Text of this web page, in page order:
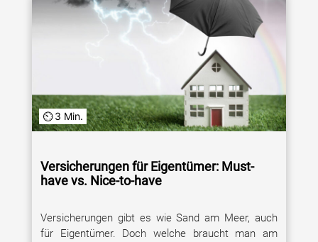
3 Min.
Versicherungen für Eigentümer: Must-
have vs. Nice-to-have
Versicherungen gibt es wie Sand am Meer, auch
für Eigentümer. Doch welche braucht man am